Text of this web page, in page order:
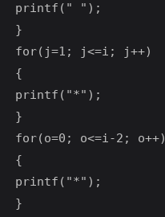
printf(" ");
}
for(j=1; j<=i; j++)
{
printf("*");
}
for(o=0; o<=i-2; o++)
{
printf("*");
}